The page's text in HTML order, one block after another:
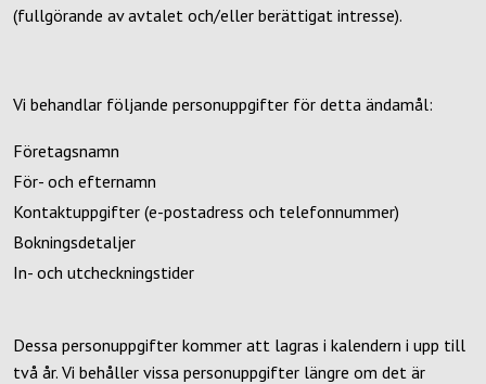
(fullgörande av avtalet och/eller berättigat intresse).
Vi behandlar följande personuppgifter för detta ändamål:
Företagsnamn
För- och efternamn
Kontaktuppgifter (e-postadress och telefonnummer)
Bokningsdetaljer
In- och utcheckningstider
Dessa personuppgifter kommer att lagras i kalendern i upp till
två år. Vi behåller vissa personuppgifter längre om det är